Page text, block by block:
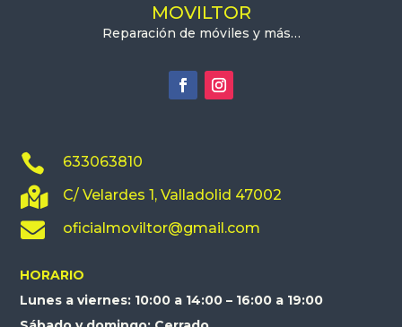
MOVILTOR
Reparación de móviles y más…
 633063810
 C/ Velardes 1, Valladolid 47002
 oficialmoviltor@gmail.com
HORARIO
Lunes a viernes: 10:00 a 14:00 – 16:00 a 19:00